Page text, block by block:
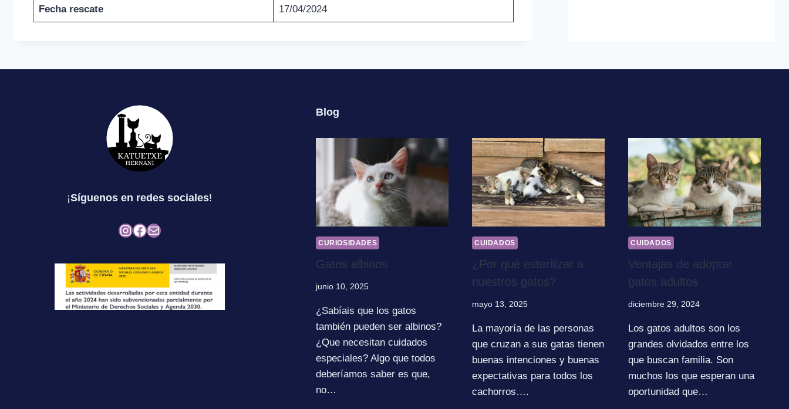
Fecha rescate 17/04/2024
¡Síguenos en redes sociales!
Instagram
Facebook
Mail
Blog
CURIOSIDADES
Gatos albinos
junio 10, 2025
¿Sabíais que los gatos
también pueden ser albinos?
¿Que necesitan cuidados
especiales? Algo que todos
deberíamos saber es que,
no…
CUIDADOS
¿Por qué esterilizar a
nuestros gatos?
mayo 13, 2025
La mayoría de las personas
que cruzan a sus gatas tienen
buenas intenciones y buenas
expectativas para todos los
cachorros….
CUIDADOS
Ventajas de adoptar
gatos adultos
diciembre 29, 2024
Los gatos adultos son los
grandes olvidados entre los
que buscan familia. Son
muchos los que esperan una
oportunidad que…